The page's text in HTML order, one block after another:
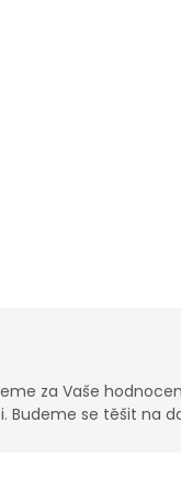
za Vaše
Budeme se těšit na